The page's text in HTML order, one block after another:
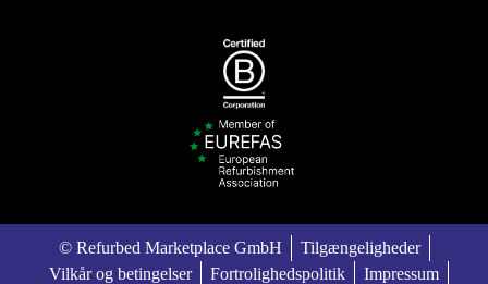
© Refurbed Marketplace GmbH
Tilgængeligheder
Vilkår og betingelser
Fortrolighedspolitik Impressum